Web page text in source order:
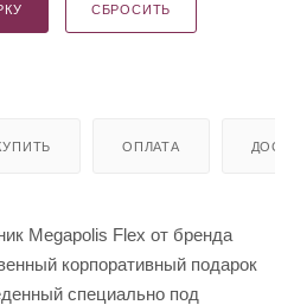
СБРОСИТЬ
ОПЛАТА
Megapolis Flex от бренда
корпоративный подарок
специально под